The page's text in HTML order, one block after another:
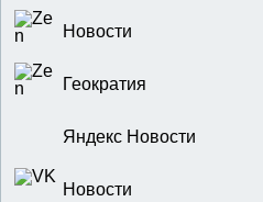
Новости
Геократия
Яндекс Новости
Новости